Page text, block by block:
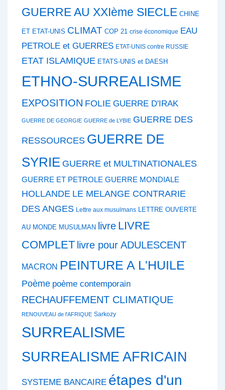
GUERRE AU XXIème SIECLE CHINE
ET ETAT-UNIS CLIMAT COP 21 crise économique EAU
PETROLE et GUERRES ETAT-UNIS contre RUSSIE
ETAT ISLAMIQUE ETATS-UNIS et DAESH
ETHNO-SURREALISME
EXPOSITION FOLIE GUERRE D'IRAK
GUERRE DE GEORGIE GUERRE de LYBIE GUERRE DES
RESSOURCES GUERRE DE
SYRIE GUERRE et MULTINATIONALES
GUERRE ET PETROLE GUERRE MONDIALE
HOLLANDE LE MELANGE CONTRARIE
DES ANGES Lettre aux musulmans LETTRE OUVERTE
AU MONDE MUSULMAN livre LIVRE
COMPLET livre pour ADULESCENT
MACRON PEINTURE A L'HUILE
Poème poème contemporain
RECHAUFFEMENT CLIMATIQUE
RENOUVEAU de l'AFRIQUE Sarkozy
SURREALISME
SURREALISME AFRICAIN
SYSTEME BANCAIRE étapes d'un